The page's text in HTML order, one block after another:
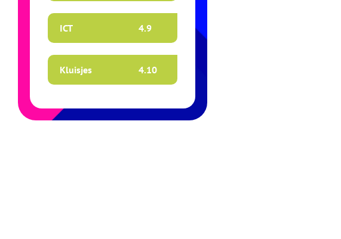
ICT 4.9
Kluisjes 4.10